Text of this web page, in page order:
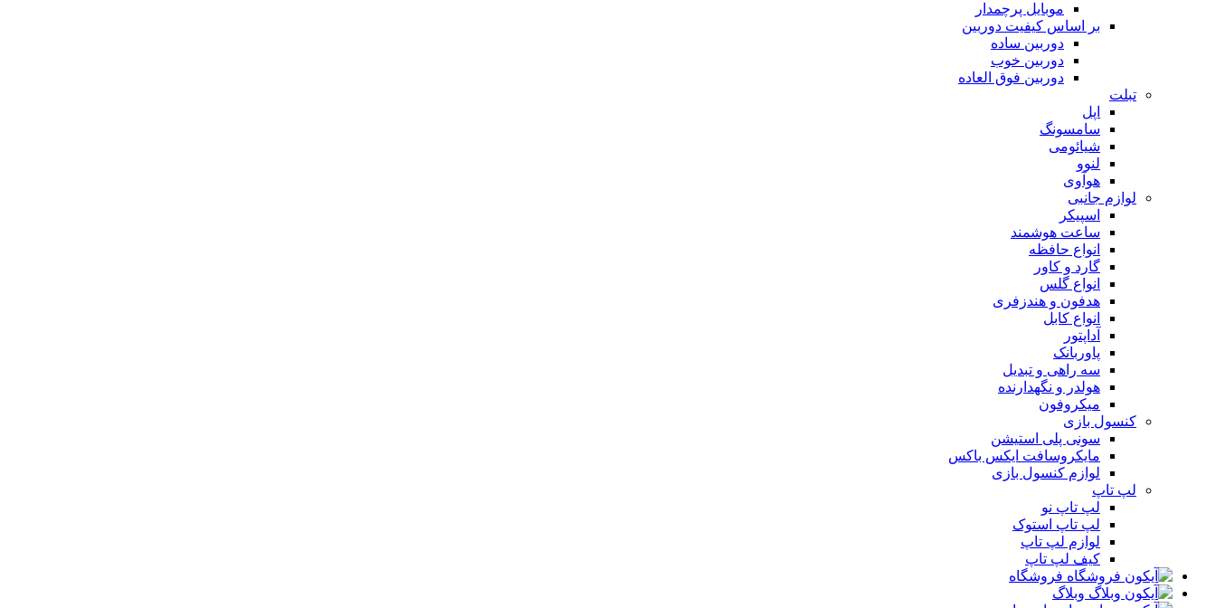
موبایل پرچمدار
بر اساس کیفیت دوربین
دوربین ساده
دوربین خوب
دوربین فوق العاده
تبلت
اپل
سامسونگ
شیائومی
لنوو
هوآوی
لوازم جانبی
اسپیکر
ساعت هوشمند
انواع حافظه
گارد و کاور
انواع گلس
هدفون و هندزفری
انواع کابل
آداپتور
پاوربانک
سه راهی و تبدیل
هولدر و نگهدارنده
میکروفون
کنسول بازی
سونی پلی استیشن
مایکروسافت ایکس باکس
لوازم کنسول بازی
لپ تاپ
لپ تاپ نو
لپ تاپ استوک
لوازم لپ تاپ
کیف لپ تاپ
فروشگاه
وبلاگ